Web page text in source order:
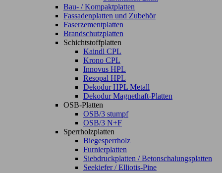
Bau- / Kompaktplatten
Fassadenplatten und Zubehör
Faserzementplatten
Brandschutzplatten
Schichtstoffplatten
Kaindl CPL
Krono CPL
Innovus HPL
Resopal HPL
Dekodur HPL Metall
Dekodur Magnethaft-Platten
OSB-Platten
OSB/3 stumpf
OSB/3 N+F
Sperrholzplatten
Biegesperrholz
Furnierplatten
Siebdruckplatten / Betonschalungsplatten
Seekiefer / Elliotis-Pine